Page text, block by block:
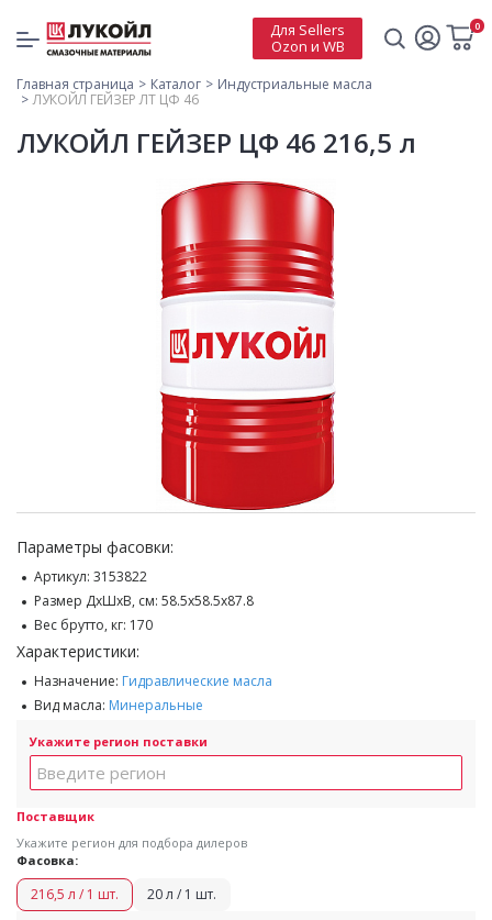
Для Sellers
Ozon и WB
0
Главная страница Каталог
Индустриальные масла
ЛУКОЙЛ ГЕЙЗЕР ЛТ ЦФ 46
ЛУКОЙЛ ГЕЙЗЕР ЦФ 46 216,5 л
Параметры фасовки:
Артикул: 3153822
Размер ДхШхВ, см: 58.5x58.5x87.8
Вес брутто, кг: 170
Характеристики:
Назначение: Гидравлические масла
Вид масла: Минеральные
Укажите регион поставки
Поставщик
Укажите регион для подбора дилеров
Фасовка:
216,5 л / 1 шт. 20 л / 1 шт.